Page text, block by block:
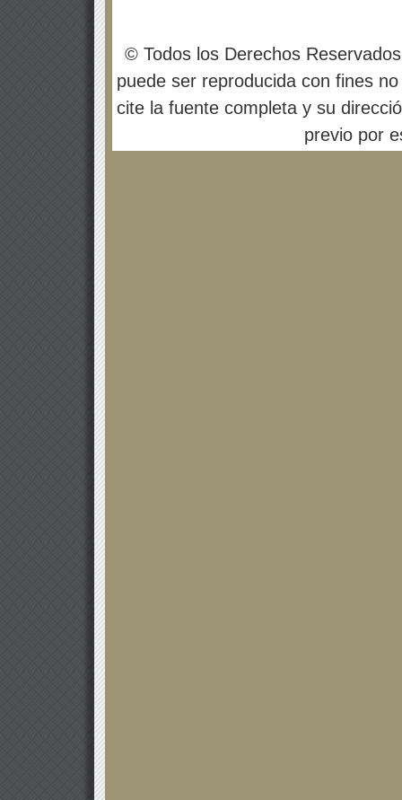
© Todos los Derechos
puede ser reproducida con fines
cite la fuente completa y su
previo por